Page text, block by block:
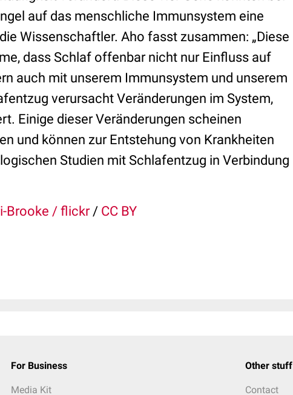
auf das menschliche Immunsystem eine
Wissenschaftler. Aho fasst zusammen: „Diese
dass Schlaf offenbar nicht nur Einfluss auf
auch mit unserem Immunsystem und unserem
verursacht Veränderungen im System,
Einige dieser Veränderungen scheinen
und können zur Entstehung von Krankheiten
Studien mit Schlafentzug in Verbindung
Brooke / flickr/ CC BY
For Business
Media Kit
Other stuff
Contact